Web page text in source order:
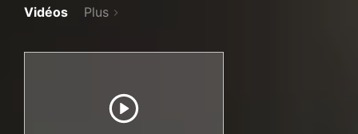
Vidéos Plus